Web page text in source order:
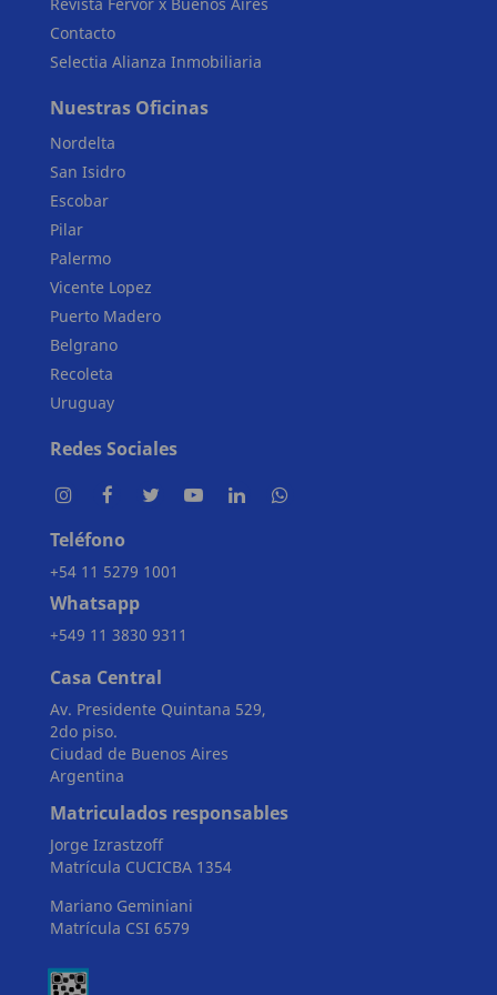
Contacto
Selectia Alianza Inmobiliaria
Nuestras Oficinas
Nordelta
San Isidro
Escobar
Pilar
Palermo
Vicente Lopez
Puerto Madero
Belgrano
Recoleta
Uruguay
Redes Sociales
Teléfono
+54 11 5279 1001
Whatsapp
+549 11 3830 9311
Casa Central
Av. Presidente Quintana 529,
2do piso.
Ciudad de Buenos Aires
Argentina
Matriculados responsables
Jorge Izrastzoff
Matrícula CUCICBA 1354
Mariano Geminiani
Matrícula CSI 6579